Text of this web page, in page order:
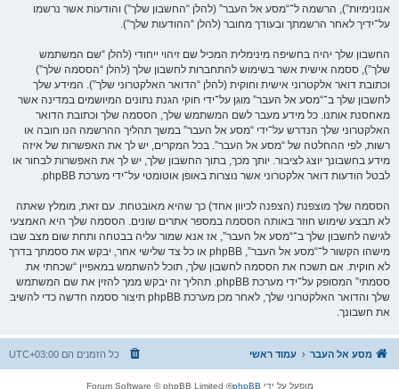
אנונימיות”), הרשמה ל־“מסע אל העבר” (להלן “החשבון שלך”) והודעות אשר נרשמו
על־ידיך לאחר הרשמתך ובעודך מחובר (להלן “ההודעות שלך”).
החשבון שלך יהיה בחשיפה מינימלית המכיל שם זיהוי ייחודי (להלן “שם המשתמש
שלך”), ססמה אישית אשר בשימוש להתחברות לחשבון שלך (להלן “הססמה שלך”)
וכתובת דואר אלקטרוני אישית וחוקית (להלן “הדואר האלקטרוני שלך”). המידע שלך
לחשבון שלך ב־“מסע אל העבר” מוגן על־ידי חוקי הגנת נתונים המיושמים במדינה אשר
מאחסנת אותנו. כל מידע מעבר לשם המשתמש שלך, הססמה שלך וכתובת הדואר
האלקטרוני שלך הנדרש על־ידי “מסע אל העבר” במשך תהליך ההרשמה הנו חובה או
רשות, לפי ההחלטה של “מסע אל העבר”. בכל המקרים, יש לך את האפשרות של איזה
מידע בחשבונך יוצג לציבור. יותך מכך, בתוך החשבון שלך, יש לך את האפשרות לבחור או
לבטל הודעות דואר אלקטרוני אשר נוצרות באופן אוטומטי על־ידי מערכת phpBB.
הססמה שלך מוצפנת (הצפנה לכיוון אחד) כך שהיא מאובטחת. עם זאת, מומלץ שאתה
לא תבצע שימוש חוזר באותה הססמה במספר אתרים שונים. הססמה שלך היא האמצעי
לגישה לחשבון שלך ב־“מסע אל העבר”, אז אנא שמור עליה בבטחה ותחת שום מצב שבו
מישהו הקשור ל־“מסע אל העבר”, phpBB או כל צד שלישי אחר, יבקש את ססמתך בדרך
לא חוקית. אם תשכח את הססמה לחשבון שלך, תוכל להשתמש במאפיין “שכחתי את
ססמתי” המסופק על־ידי מערכת phpBB. תהליך זה יבקש ממך להזין את שם המשתמש
שלך והדואר האלקטרוני שלך, לאחר מכן מערכת phpBB תיצור ססמה חדשה כדי להשיב
את חשבונך.
מסע אל העבר עמוד ראשי כל הזמנים הם UTC+03:00
מופעל על ידי phpBB
® Forum Software © phpBB Limited